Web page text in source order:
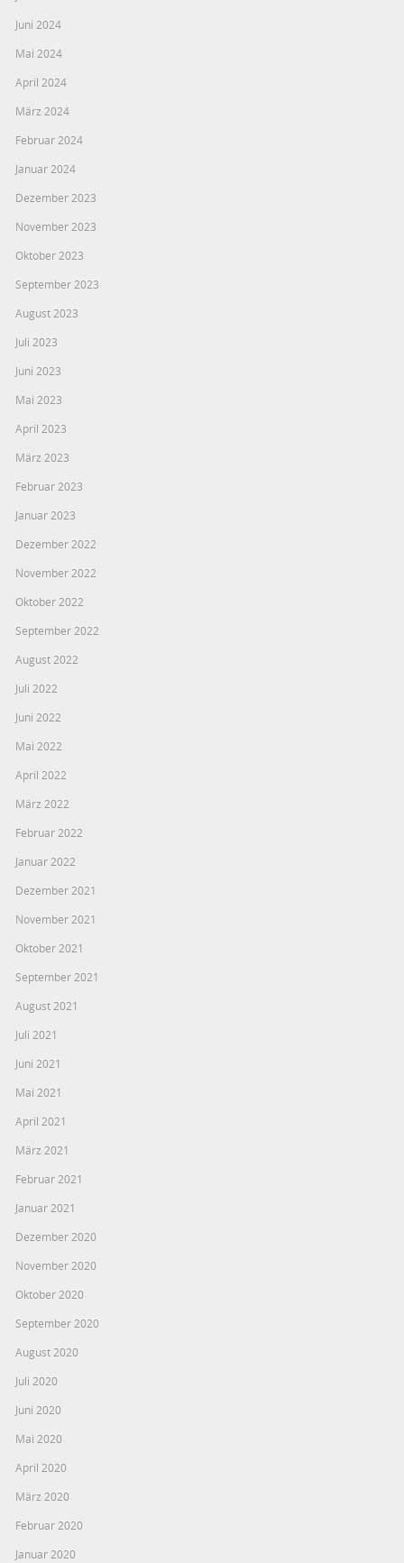
Juni 2024
Mai 2024
April 2024
März 2024
Februar 2024
Januar 2024
Dezember 2023
November 2023
Oktober 2023
September 2023
August 2023
Juli 2023
Juni 2023
Mai 2023
April 2023
März 2023
Februar 2023
Januar 2023
Dezember 2022
November 2022
Oktober 2022
September 2022
August 2022
Juli 2022
Juni 2022
Mai 2022
April 2022
März 2022
Februar 2022
Januar 2022
Dezember 2021
November 2021
Oktober 2021
September 2021
August 2021
Juli 2021
Juni 2021
Mai 2021
April 2021
März 2021
Februar 2021
Januar 2021
Dezember 2020
November 2020
Oktober 2020
September 2020
August 2020
Juli 2020
Juni 2020
Mai 2020
April 2020
März 2020
Februar 2020
Januar 2020